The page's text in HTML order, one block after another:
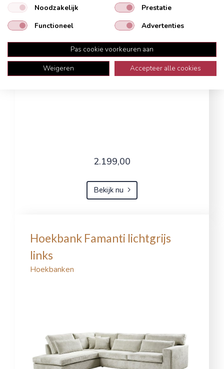
2.199,00
Bekijk nu
Hoekbank Famanti lichtgrijs
links
Hoekbanken
Noodzakelijk
Prestatie
Functioneel
Advertenties
Pas cookie voorkeuren aan
Weigeren
Accepteer alle cookies